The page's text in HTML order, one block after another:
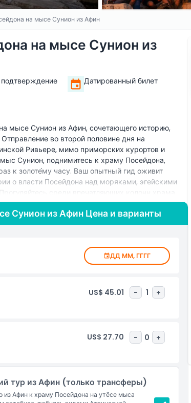
на мысе Сунион из Афин
на мысе Сунион из
Датированный билет
мысе Сунион из Афин, сочетающего историю,
во второй половине дня на
Ривьере, мимо приморских курортов и
Сунион, поднимитесь к храму Посейдона,
к золоте́му часу. Ваш опытный гид оживит
о власти Посейдона над моряками, эгейскими
среди впечатляющих колонн храма,
отражения по морю и создавая рай для
силуэтом храма и бескрайними
свободным временем для прогулки по
однодневную экскурсию из Афин, сочетая
комментарий и незабываемые морские
мифологии и потрясающих греческих закатов.
Сунион из Афин Цена и варианты
ДД ММ, ГГГГ
US$ 45.01 - 1 +
US$ 27.70 - 0 +
тур из Афин (только трансферы)
Афин к храму Посейдона на утёсе мыса